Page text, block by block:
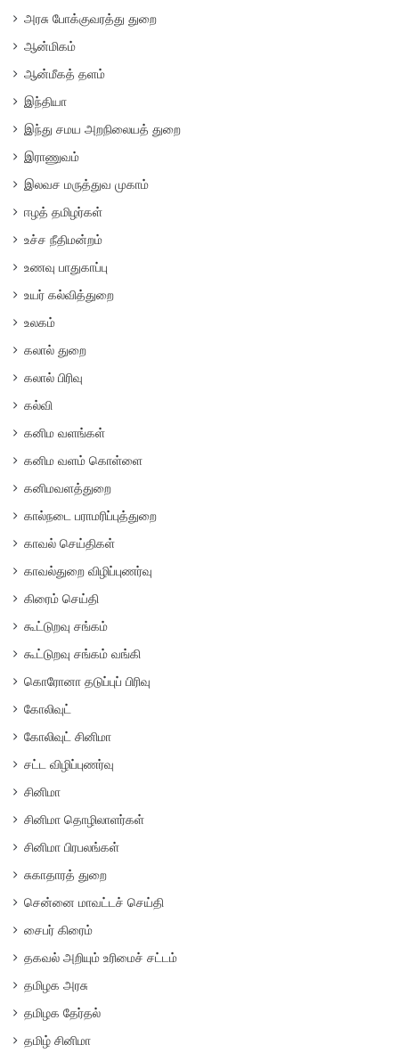
அரசு போக்குவரத்து துறை
ஆன்மிகம்
ஆன்மீகத் தளம்
இந்தியா
இந்து சமய அறநிலையத் துறை
இராணுவம்
இலவச மருத்துவ முகாம்
ஈழத் தமிழர்கள்
உச்ச நீதிமன்றம்
உணவு பாதுகாப்பு
உயர் கல்வித்துறை
உலகம்
கலால் துறை
கலால் பிரிவு
கல்வி
கனிம வளங்கள்
கனிம வளம் கொள்ளை
கனிமவளத்துறை
கால்நடை பராமரிப்புத்துறை
காவல் செய்திகள்
காவல்துறை விழிப்புணர்வு
கிரைம் செய்தி
கூட்டுறவு சங்கம்
கூட்டுறவு சங்கம் வங்கி
கொரோனா தடுப்புப் பிரிவு
கோலிவுட்
கோலிவுட் சினிமா
சட்ட விழிப்புணர்வு
சினிமா
சினிமா தொழிலாளர்கள்
சினிமா பிரபலங்கள்
சுகாதாரத் துறை
சென்னை மாவட்டச் செய்தி
சைபர் கிரைம்
தகவல் அறியும் உரிமைச் சட்டம்
தமிழக அரசு
தமிழக தேர்தல்
தமிழ் சினிமா